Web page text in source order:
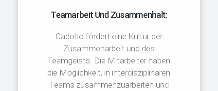
Teamarbeit Und Zusammenhalt:
Cadolto fördert eine Kultur der
Zusammenarbeit und des
Teamgeists. Die Mitarbeiter haben
die Möglichkeit, in interdisziplinären
Teams zusammenzuarbeiten und